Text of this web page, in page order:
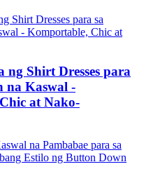
ng Shirt Dresses para
na Kaswal -
at Nako-